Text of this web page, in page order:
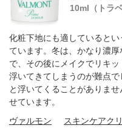
10ml（トラ
化粧下地にも適していると
ています。冬は、かなり濃
で、その後にメイクでリキ
浮いてきてしまうのが難点
と浮いてくることがありま
せています。
ヴァルモン